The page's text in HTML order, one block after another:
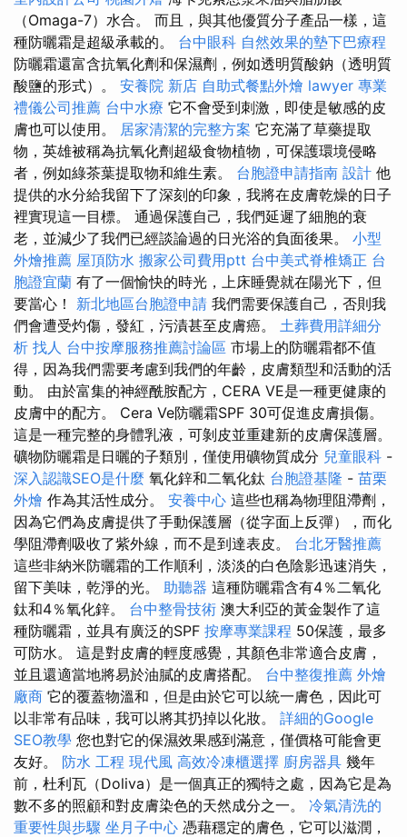
（Omaga-7）水合。 而且，與其他優質分子產品一樣，這
種防曬霜是超級承載的。 台中眼科 自然效果的墊下巴療程
防曬霜還富含抗氧化劑和保濕劑，例如透明質酸鈉（透明質
酸鹽的形式）。 安養院 新店 自助式餐點外燴 lawyer 專業
禮儀公司推薦 台中水療 它不會受到刺激，即使是敏感的皮
膚也可以使用。 居家清潔的完整方案 它充滿了草藥提取
物，英雄被稱為抗氧化劑超級食物植物，可保護環境侵略
者，例如綠茶葉提取物和維生素。 台胞證申請指南 設計 他
提供的水分給我留下了深刻的印象，我將在皮膚乾燥的日子
裡實現這一目標。 通過保護自己，我們延遲了細胞的衰
老，並減少了我們已經談論過的日光浴的負面後果。 小型
外燴推薦 屋頂防水 搬家公司費用ptt 台中美式脊椎矯正 台
胞證宜蘭 有了一個愉快的時光，上床睡覺就在陽光下，但
要當心！ 新北地區台胞證申請 我們需要保護自己，否則我
們會遭受灼傷，發紅，污漬甚至皮膚癌。 土葬費用詳細分
析 找人 台中按摩服務推薦討論區 市場上的防曬霜都不值
得，因為我們需要考慮到我們的年齡，皮膚類型和活動的活
動。 由於富集的神經酰胺配方，CERA VE是一種更健康的
皮膚中的配方。 Cera Ve防曬霜SPF 30可促進皮膚損傷。
這是一種完整的身體乳液，可剝皮並重建新的皮膚保護層。
礦物防曬霜是日曬的子類別，僅使用礦物質成分 兒童眼科 -
深入認識SEO是什麼 氧化鋅和二氧化鈦 台胞證基隆 - 苗栗
外燴 作為其活性成分。 安養中心 這些也稱為物理阻滯劑，
因為它們為皮膚提供了手動保護層（從字面上反彈），而化
學阻滯劑吸收了紫外線，而不是到達表皮。 台北牙醫推薦
這些非納米防曬霜的工作順利，淡淡的白色陰影迅速消失，
留下美味，乾淨的光。 助聽器 這種防曬霜含有4％二氧化
鈦和4％氧化鋅。 台中整骨技術 澳大利亞的黃金製作了這
種防曬霜，並具有廣泛的SPF 按摩專業課程 50保護，最多
可防水。 這是對皮膚的輕度感覺，其顏色非常適合皮膚，
並且還適當地將易於油膩的皮膚搭配。 台中整復推薦 外燴
廠商 它的覆蓋物溫和，但是由於它可以統一膚色，因此可
以非常有品味，我可以將其扔掉以化妝。 詳細的Google
SEO教學 您也對它的保濕效果感到滿意，僅價格可能會更
友好。 防水 工程 現代風 高效冷凍櫃選擇 廚房器具 幾年
前，杜利瓦（Doliva）是一個真正的獨特之處，因為它是為
數不多的照顧和對皮膚染色的天然成分之一。 冷氣清洗的
重要性與步驟 坐月子中心 憑藉穩定的膚色，它可以滋潤，